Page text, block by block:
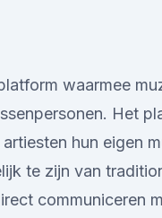
waarmee
Het
hun eigen
te zijn van
communiceren